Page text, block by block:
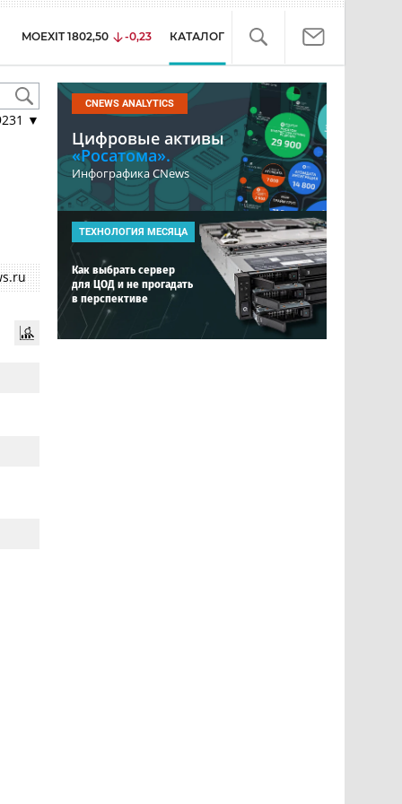
MOEXIT 1802,50 -0,23 КАТАЛОГ
▼
CNEWS ANALYTICS
Цифровые активы
«Росатома».
Инфографика CNews
ТЕХНОЛОГИЯ МЕСЯЦА
Как выбрать сервер
для ЦОД и не прогадать
в перспективе